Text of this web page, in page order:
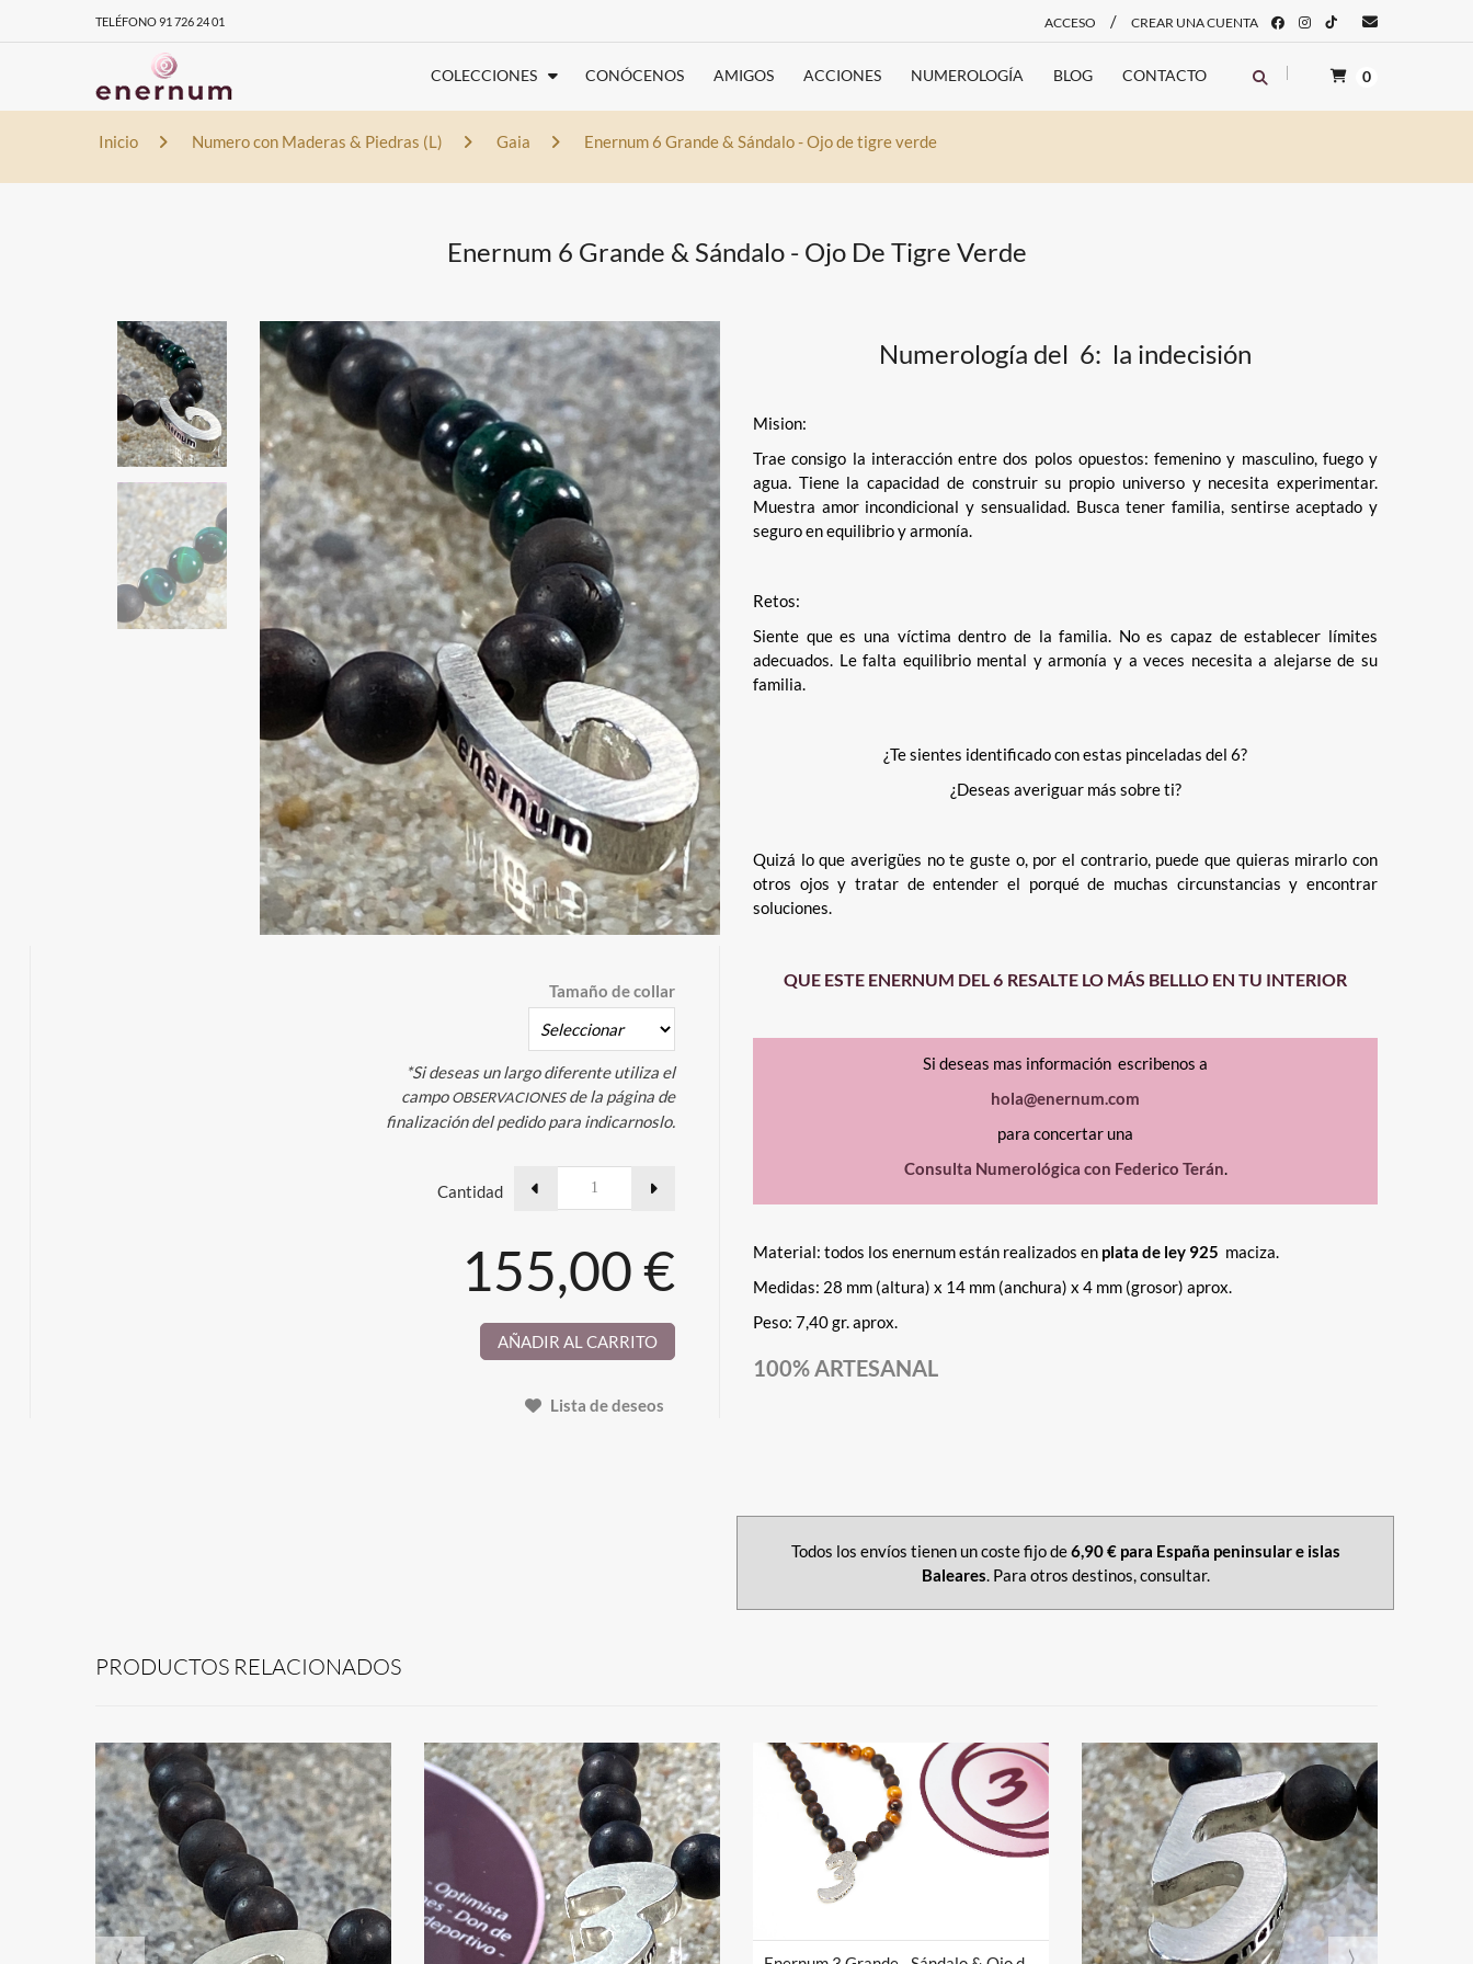
TELÉFONO 91 726 24 01 ACCESO / CREAR UNA CUENTA
COLECCIONES CONÓCENOS AMIGOS ACCIONES NUMEROLOGÍA BLOG CONTACTO 0
Inicio Numero con Maderas & Piedras (L) Gaia Enernum 6 Grande & Sándalo - Ojo de tigre verde
Enernum 6 Grande & Sándalo - Ojo De Tigre Verde
Tamaño de collar
*Si deseas un largo diferente utiliza el
campoOBSERVACIONESde la página de
finalización del pedido para indicarnoslo.
Cantidad
155,00 €
AÑADIR AL CARRITO
Lista de deseos
Numerología del 6: la indecisión
Mision:
Trae consigo la interacción entre dos polos opuestos: femenino y masculino, fuego y
agua. Tiene la capacidad de construir su propio universo y necesita experimentar.
Muestra amor incondicional y sensualidad. Busca tener familia, sentirse aceptado y
seguro en equilibrio y armonía.
Retos:
Siente que es una víctima dentro de la familia. No es capaz de establecer límites
adecuados. Le falta equilibrio mental y armonía y a veces necesita a alejarse de su
familia.
¿Te sientes identificado con estas pinceladas del 6?
¿Deseas averiguar más sobre ti?
Quizá lo que averigües no te guste o, por el contrario, puede que quieras mirarlo con
otros ojos y tratar de entender el porqué de muchas circunstancias y encontrar
soluciones.
QUE ESTE ENERNUM DEL 6 RESALTE LO MÁS BELLLO EN TU INTERIOR
Si deseas mas información escribenos a
hola@enernum.com
para concertar una
Consulta Numerológica con Federico Terán.
Material: todos los enernum están realizados en plata de ley 925 maciza.
Medidas: 28 mm (altura) x 14 mm (anchura) x 4 mm (grosor) aprox.
Peso: 7,40 gr. aprox.
100% ARTESANAL
Todos los envíos tienen un coste fijo de6,90 € para España peninsular e islas
Baleares. Para otros destinos, consultar.
PRODUCTOS RELACIONADOS